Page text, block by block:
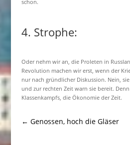
schon.
4. Strophe:
Oder nehm wir an, die Proleten in
Revolution machen wir erst, wenn der
nur nach gründlicher Diskussion. Nein,
und zur rechten Zeit warn sie bereit.
Klassenkampfs, die Ökonomie der Zeit.
← Genossen, hoch die Gläser